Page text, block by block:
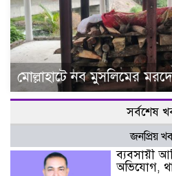
মোল্লাহাটে নব মুসলিমের মরদেহ
সর্বশেষ
জনপ্রিয়
ব্যবসায়ী
অভিযোগ,